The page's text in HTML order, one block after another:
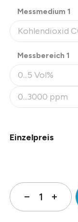
Messmedium 1
Kohlendioxid
(Diese Option
Messbereich 1
0...5 Vol%
(Diese Option
0...3000 ppm
(Diese Option
Einzelpreis